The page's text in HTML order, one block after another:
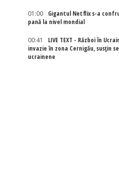
01:00
Gigantul Netflix s-a
pană la nivel mondial
00:41
LIVE TEXT - Război în
invazie în zona Cernigău, susțin
ucrainene